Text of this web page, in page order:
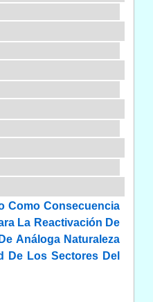
Como Consecuencia
La Reactivación De
Análoga Naturaleza
De Los Sectores Del